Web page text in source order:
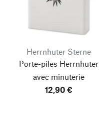
Herrnhuter Sterne
Porte-piles Herrnhuter
avec minuterie
12,90 €